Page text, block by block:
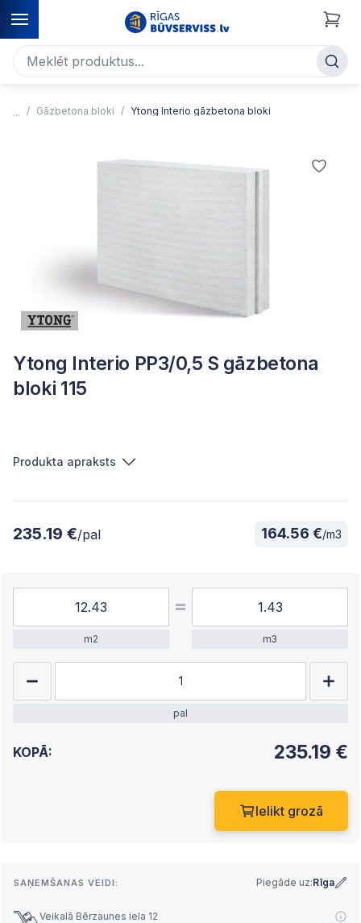
Gāzbetona bloki Ytong Interio gāzbetona bloki
Ytong Interio PP3/0,5 S gāzbetona
bloki 115
Produkta apraksts
235.19 €/pal 164.56 €/m3
m2 m3
pal
KOPĀ: 235.19 €
Ielikt grozā
SAŅEMŠANAS VEIDI: Piegāde uz:Rīga
Veikalā Bērzaunes iela 12